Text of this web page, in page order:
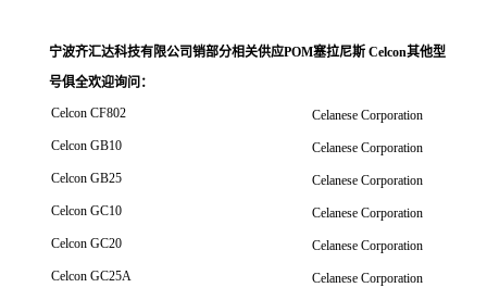
宁波齐汇达科技有限公司销部分相关供应POM塞拉尼斯 Celcon其他型
号俱全欢迎询问 ：
Celcon CF802
Celanese Corporation
Celcon GB10
Celanese Corporation
Celcon GB25
Celanese Corporation
Celcon GC10
Celanese Corporation
Celcon GC20
Celanese Corporation
Celcon GC25A
Celanese Corporation